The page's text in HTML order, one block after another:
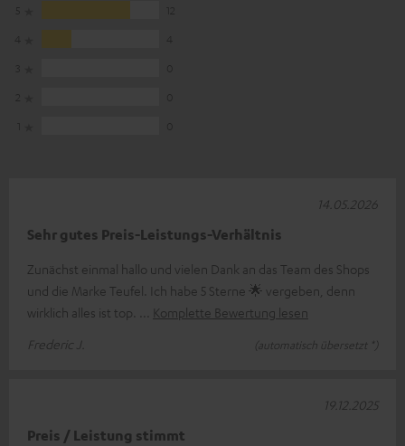
Sehr gutes Preis-Leistungs-Verhältnis
Zunächst einmal hallo und vielen Dank an das Team des Shops
und die Marke Teufel. Ich habe 5 Sterne 🌟 vergeben, denn
wirklich alles ist top.
Komplette Bewertung lesen
Frederic J.
(automatisch übersetzt *)
14.05.2026
Preis / Leistung stimmt
19.12.2025